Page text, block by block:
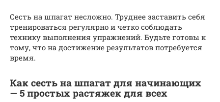
Сесть на шпагат несложно. Труднее заставить себя
тренироваться регулярно и четко соблюдать
технику выполнения упражнений. Будьте готовы к
тому, что на достижение результатов потребуется
время.
Как сесть на шпагат для начинающих
— 5 простых растяжек для всех